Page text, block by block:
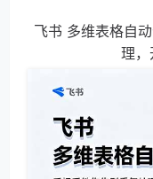
飞书 多维表格自
理，